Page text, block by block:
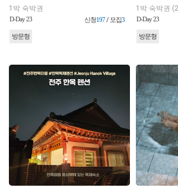
1박 숙박권
D-Day 23 신청197/ 모집3
방문형
1박 숙박권
D-Day 23
방문형